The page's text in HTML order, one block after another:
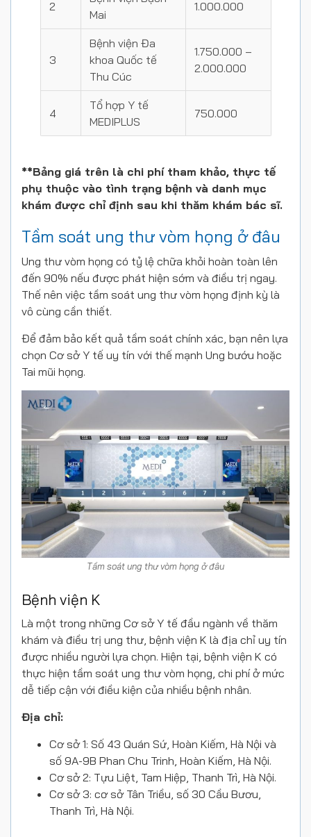
2
Mai
1.000.000
3
Bệnh viện Đa
khoa Quốc tế
Thu Cúc
1.750.000 –
2.000.000
4
Tổ hợp Y tế
MEDIPLUS
750.000
**Bảng giá trên là chi phí tham khảo, thực tế
phụ thuộc vào tình trạng bệnh và danh mục
khám được chỉ định sau khi thăm khám bác sĩ.
Tầm soát ung thư vòm họng ở đâu
Ung thư vòm họng có tỷ lệ chữa khỏi hoàn toàn lên
đến 90% nếu được phát hiện sớm và điều trị ngay.
Thế nên việc tầm soát ung thư vòm họng định kỳ là
vô cùng cần thiết.
Để đảm bảo kết quả tầm soát chính xác, bạn nên lựa
chọn Cơ sở Y tế uy tín với thế mạnh Ung bướu hoặc
Tai mũi họng.
Tầm soát ung thư vòm họng ở đâu
Bệnh viện K
Là một trong những Cơ sở Y tế đầu ngành về thăm
khám và điều trị ung thư, bệnh viện K là địa chỉ uy tín
được nhiều người lựa chọn. Hiện tại, bệnh viện K có
thực hiện tầm soát ung thư vòm họng, chi phí ở mức
dễ tiếp cận với điều kiện của nhiều bệnh nhân.
Địa chỉ:
Cơ sở 1: Số 43 Quán Sứ, Hoàn Kiếm, Hà Nội và
số 9A-9B Phan Chu Trinh, Hoàn Kiếm, Hà Nội.
Cơ sở 2: Tựu Liệt, Tam Hiệp, Thanh Trì, Hà Nội.
Cơ sở 3: cơ sở Tân Triều, số 30 Cầu Bươu,
Thanh Trì, Hà Nội.